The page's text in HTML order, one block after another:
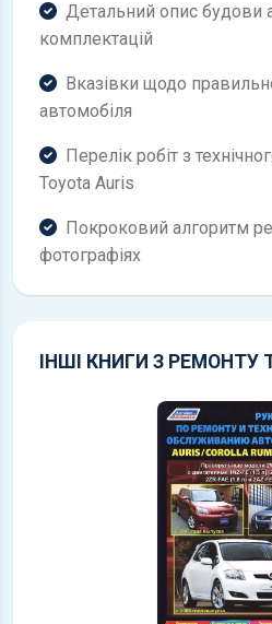
Детальний опис будови
комплектацій
Вказівки щодо
автомобіля
Перелік робіт з
Toyota Auris
Покроковий алгоритм
фотографіях
ІНШІ КНИГИ З РЕМОНТУ